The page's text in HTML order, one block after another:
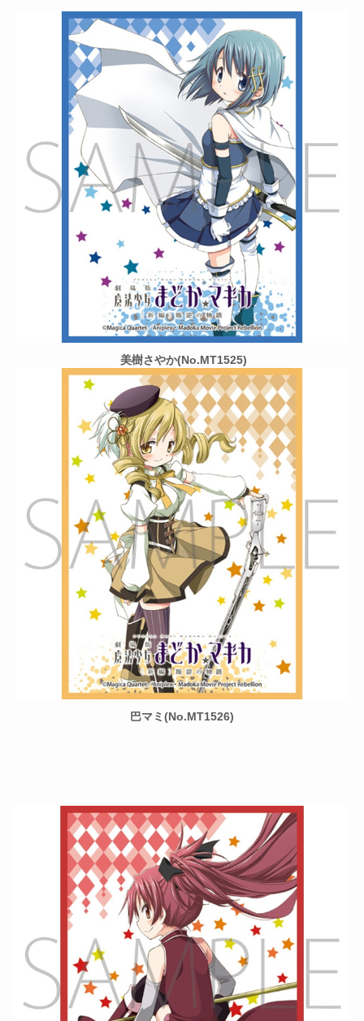
美樹さやか(No.MT1525)
巴マミ(No.MT1526)